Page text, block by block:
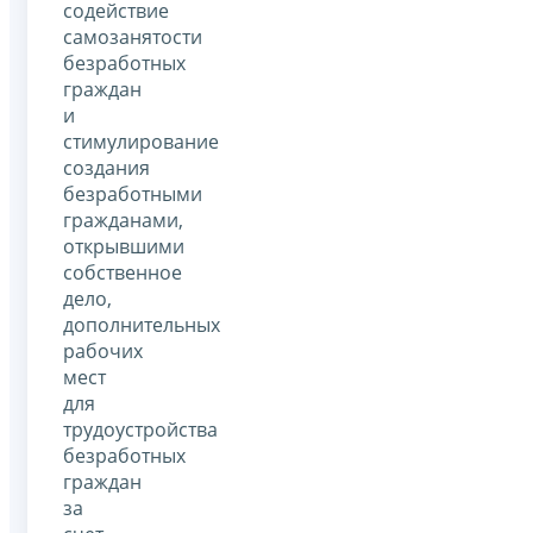
содействие
самозанятости
безработных
граждан
и
стимулирование
создания
безработными
гражданами,
открывшими
собственное
дело,
дополнительных
рабочих
мест
для
трудоустройства
безработных
граждан
за